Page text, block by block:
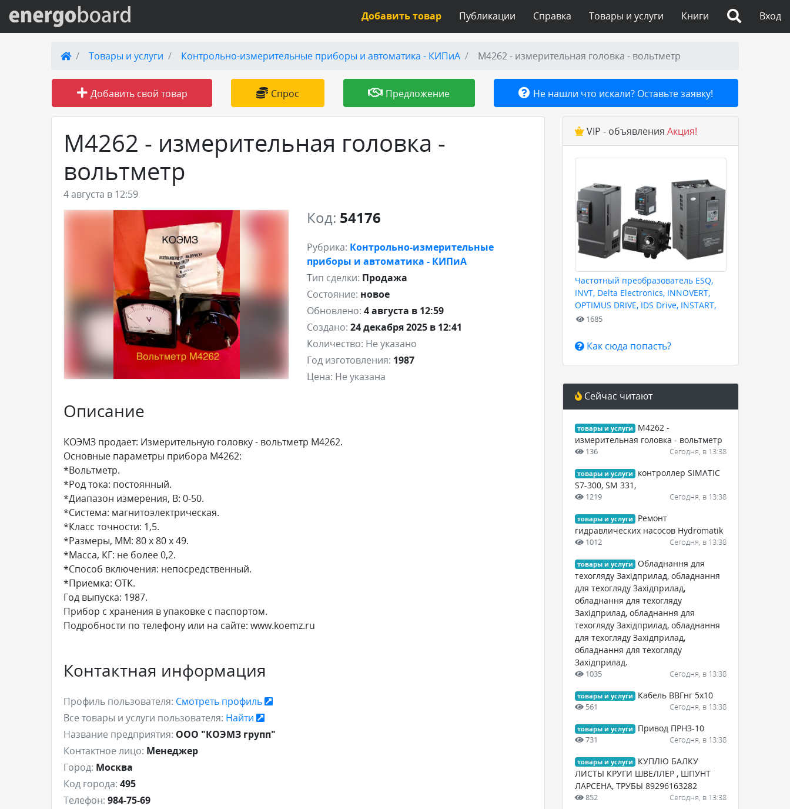
Вход на сайт
Поиск по сайту
Публикации
Справка
Товары и услуги
Добавить товар или услугу
Вход
Книги
Товары и услуги
Справка
Публикации
Добавить товар
Товары и услуги Контрольно-измерительные приборы и автоматика - КИПиА М4262 - измерительная головка - вольтметр
Добавить свой товар Спрос Предложение Не нашли что искали? Оставьте заявку!
М4262 - измерительная головка -
вольтметр
4 августа в 12:59
Код: 54176
Рубрика: Контрольно-измерительные
приборы и автоматика - КИПиА
Тип сделки: Продажа
Состояние: новое
Обновлено: 4 августа в 12:59
Создано: 24 декабря 2025 в 12:41
Количество: Не указано
Год изготовления: 1987
Цена: Не указана
Описание
КОЭМЗ продает: Измерительную головку - вольтметр М4262.
Основные параметры прибора М4262:
*Вольтметр.
*Род тока: постоянный.
*Диапазон измерения, В: 0-50.
*Система: магнитоэлектрическая.
*Класс точности: 1,5.
*Размеры, ММ: 80 х 80 х 49.
*Масса, КГ: не более 0,2.
*Способ включения: непосредственный.
*Приемка: ОТК.
Год выпуска: 1987.
Прибор с хранения в упаковке с паспортом.
Подробности по телефону или на сайте: www.koemz.ru
Контактная информация
Профиль пользователя: Смотреть профиль
Все товары и услуги пользователя: Найти
Название предприятия: ООО "КОЭМЗ групп"
Контактное лицо: Менеджер
Город: Москва
Код города: 495
Телефон: 984-75-69
VIP - объявления Акция!
Частотный преобразователь ESQ,
INVT, Delta Electronics, INNOVERT,
OPTIMUS DRIVE, IDS Drive, INSTART,
HYUNDAI для любых задач
1685
Как сюда попасть?
Сейчас читают
товары и услуги
М4262 -
измерительная головка - вольтметр
136 Сегодня, в 13:38
товары и услуги
контроллер SIMATIC
S7-300, SM 331,
1219 Сегодня, в 13:38
товары и услуги
Ремонт
гидравлических насосов Hydromatik
1012 Сегодня, в 13:38
товары и услуги
Обладнання для
техогляду Західприлад, обладнання
для техогляду Західприлад,
обладнання для техогляду
Західприлад, обладнання для
техогляду Західприлад, обладнання
для техогляду Західприлад,
обладнання для техогляду
Західприлад.
1035 Сегодня, в 13:38
товары и услуги Кабель ВВГнг 5х10
561 Сегодня, в 13:38
товары и услуги Привод ПРНЗ-10
731 Сегодня, в 13:38
товары и услуги
КУПЛЮ БАЛКУ
ЛИСТЫ КРУГИ ШВЕЛЛЕР , ШПУНТ
ЛАРСЕНА, ТРУБЫ 89296163282
852 Сегодня, в 13:38